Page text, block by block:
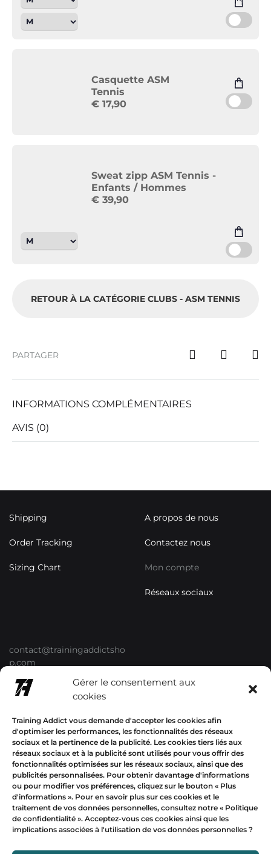
Gérer le consentement aux
cookies
Training Addict vous demande d'accepter les cookies afin
d'optimiser les performances, les fonctionnalités des réseaux
sociaux et la pertinence de la publicité. Les cookies tiers liés aux
réseaux sociaux et à la publicité sont utilisés pour vous offrir des
fonctionnalités optimisées sur les réseaux sociaux, ainsi que des
publicités personnalisées. Pour obtenir davantage d'informations
ou pour modifier vos préférences, cliquez sur le bouton « Plus
d'informations ». Pour en savoir plus sur ces cookies et le
traitement de vos données personnelles, consultez notre « Politique
de confidentialité ». Acceptez-vous ces cookies ainsi que les
implications associées à l'utilisation de vos données personnelles ?
Casquette ASM
Tennis
€ 17,90
Sweat zipp ASM Tennis -
Enfants / Hommes
€ 39,90
RETOUR À LA CATÉGORIE CLUBS - ASM TENNIS
PARTAGER
INFORMATIONS COMPLÉMENTAIRES
AVIS (0)
Shipping
Order Tracking
Sizing Chart
A propos de nous
Contactez nous
Mon compte
Réseaux sociaux
contact@trainingaddictsho
p.com
+33678577358
Mon compte
Devise EUR
EUR
USD